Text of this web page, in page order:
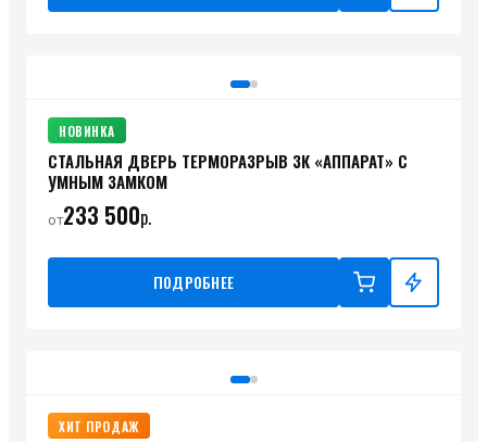
НОВИНКА
СТАЛЬНАЯ ДВЕРЬ ТЕРМОРАЗРЫВ 3К «АППАРАТ» С
УМНЫМ ЗАМКОМ
от233 500р.
ПОДРОБНЕЕ
ХИТ ПРОДАЖ